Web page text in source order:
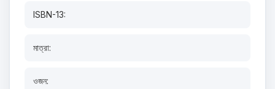
ISBN-13:
মাত্রা:
ওজন: